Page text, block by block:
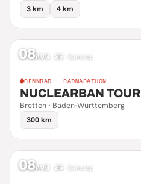
3 km
4 km
08AUG 26 Samstag
RENNRAD · RADMARATHON
NUCLEARBAN TOUR
Bretten · Baden-Württemberg
300 km
08AUG 26 Samstag